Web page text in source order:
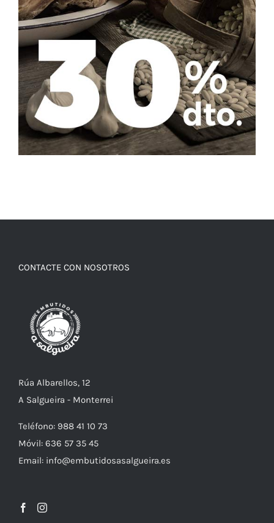
CONTACTE CON NOSOTROS
Rúa Albarellos, 12
A Salgueira - Monterrei
Teléfono: 988 41 10 73
Móvil: 636 57 35 45
Email: info@embutidosasalgueira.es